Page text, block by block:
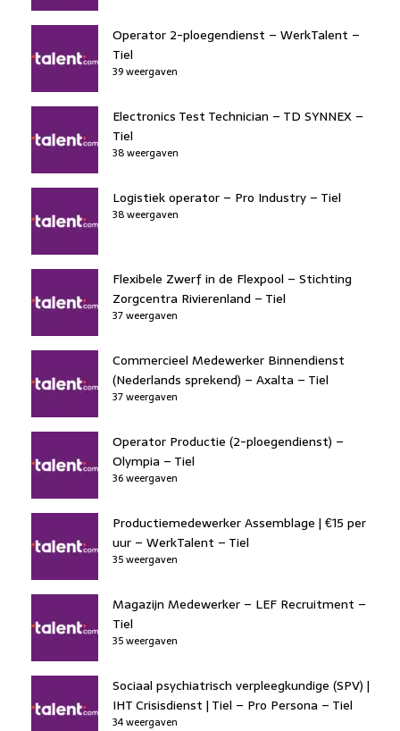
Operator 2-ploegendienst – WerkTalent –
Tiel
39 weergaven
Electronics Test Technician – TD SYNNEX –
Tiel
38 weergaven
Logistiek operator – Pro Industry – Tiel
38 weergaven
Flexibele Zwerf in de Flexpool – Stichting
Zorgcentra Rivierenland – Tiel
37 weergaven
Commercieel Medewerker Binnendienst
(Nederlands sprekend) – Axalta – Tiel
37 weergaven
Operator Productie (2-ploegendienst) –
Olympia – Tiel
36 weergaven
Productiemedewerker Assemblage | €15 per
uur – WerkTalent – Tiel
35 weergaven
Magazijn Medewerker – LEF Recruitment –
Tiel
35 weergaven
Sociaal psychiatrisch verpleegkundige (SPV) |
IHT Crisisdienst | Tiel – Pro Persona – Tiel
34 weergaven